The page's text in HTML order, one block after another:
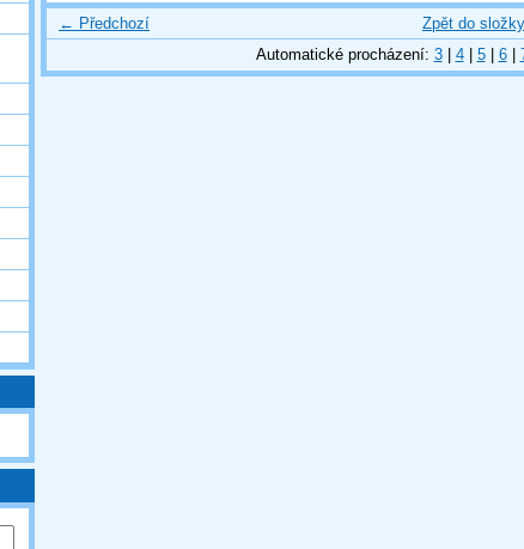
← Předchozí
Zpět do složky
Automatické procházení: 3| 4| 5| 6|